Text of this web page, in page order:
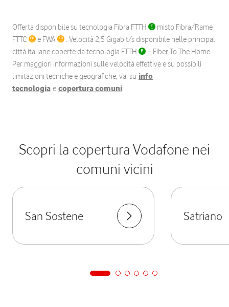
Offerta disponibile su tecnologia Fibra FTTH
misto Fibra/Rame
FTTC
e FWA
. Velocità 2,5 Gigabit/s disponibile nelle principali
città italiane coperte da tecnologia FTTH
– Fiber To The Home.
Per maggiori informazioni sulle velocità effettive e su possibili
limitazioni tecniche e geografiche, vai su info
tecnologia e copertura comuni.
Scopri la copertura Vodafone nei
comuni vicini
San Sostene Satriano